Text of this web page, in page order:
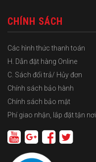
CHÍNH SÁCH
Các hình thức thanh toán
H. Dẫn đặt hàng Online
C. Sách đổi trả/ Hủy đơn
Chính sách bảo hành
Chính sách bảo mật
Phí giao nhận, lắp đặt tận nơi.